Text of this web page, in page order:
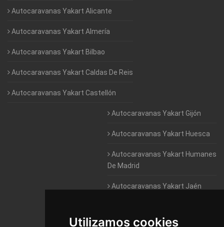
Utilizamos cookies
Autocaravanas Yakart Alicante
Autocaravanas Yakart Almería
Autocaravanas Yakart Bilbao
Autocaravanas Yakart Caldas De Reis
Autocaravanas Yakart Castellón
Autocaravanas Yakart Gijón
Autocaravanas Yakart Huesca
Autocaravanas Yakart Humanes
De Madrid
Autocaravanas Yakart Jaén